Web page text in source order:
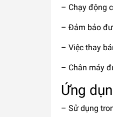
– Chạy động
– Đảm bảo
– Việc thay
– Chân máy
Ứng
– Sử dụng